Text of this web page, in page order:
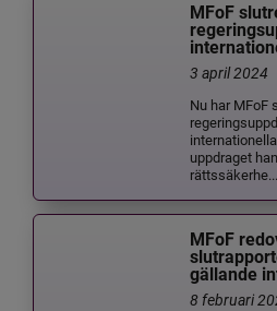
MFoF
3 april 2024
Nu har MFoF
uppdraget
rättssäkerhe...
MFoF
gällande
8 februari